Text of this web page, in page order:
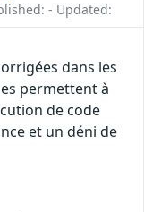
- Updated:
dans les
permettent à
de code
et un déni de